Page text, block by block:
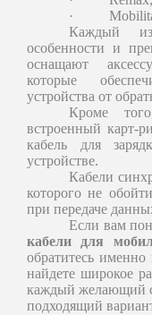
·
Каждый из
особенности и
оснащают
которые
устройства от
Кроме
встроенный карт-
кабель для
устройстве.
Кабели
которого не
при передаче
Если вам
кабели для
обратитесь
найдете широкое
каждый желающий
подходящий